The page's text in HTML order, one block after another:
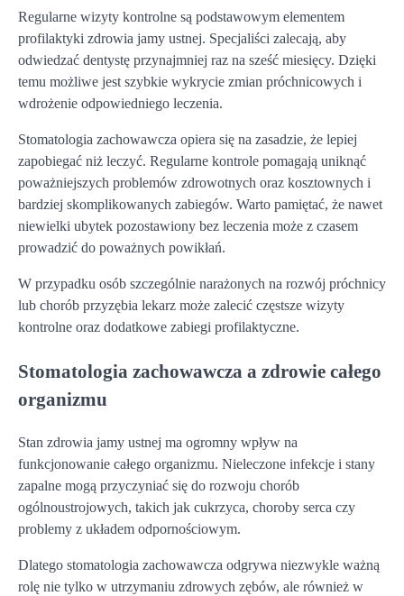
Regularne wizyty kontrolne są podstawowym elementem
profilaktyki zdrowia jamy ustnej. Specjaliści zalecają, aby
odwiedzać dentystę przynajmniej raz na sześć miesięcy. Dzięki
temu możliwe jest szybkie wykrycie zmian próchnicowych i
wdrożenie odpowiedniego leczenia.
Stomatologia zachowawcza opiera się na zasadzie, że lepiej
zapobiegać niż leczyć. Regularne kontrole pomagają uniknąć
poważniejszych problemów zdrowotnych oraz kosztownych i
bardziej skomplikowanych zabiegów. Warto pamiętać, że nawet
niewielki ubytek pozostawiony bez leczenia może z czasem
prowadzić do poważnych powikłań.
W przypadku osób szczególnie narażonych na rozwój próchnicy
lub chorób przyzębia lekarz może zalecić częstsze wizyty
kontrolne oraz dodatkowe zabiegi profilaktyczne.
Stomatologia zachowawcza a zdrowie całego
organizmu
Stan zdrowia jamy ustnej ma ogromny wpływ na
funkcjonowanie całego organizmu. Nieleczone infekcje i stany
zapalne mogą przyczyniać się do rozwoju chorób
ogólnoustrojowych, takich jak cukrzyca, choroby serca czy
problemy z układem odpornościowym.
Dlatego stomatologia zachowawcza odgrywa niezwykle ważną
rolę nie tylko w utrzymaniu zdrowych zębów, ale również w